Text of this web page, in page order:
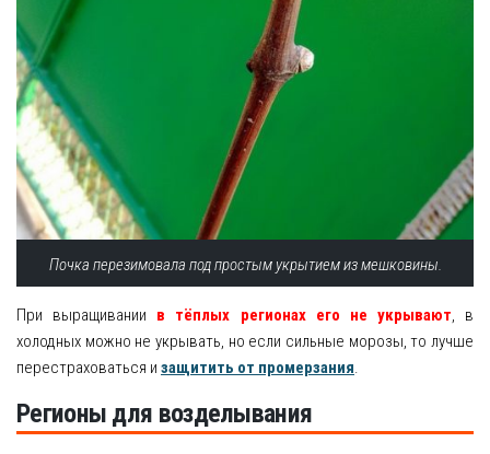
Почка перезимовала под простым укрытием из мешковины.
При выращивании в тёплых регионах его не укрывают , в
холодных можно не укрывать, но если сильные морозы, то лучше
перестраховаться и защитить от промерзания
Регионы для возделывания